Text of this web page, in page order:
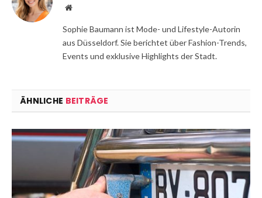
Website
Sophie Baumann ist Mode- und Lifestyle-Autorin
aus Düsseldorf. Sie berichtet über Fashion-Trends,
Events und exklusive Highlights der Stadt.
ÄHNLICHE BEITRÄGE